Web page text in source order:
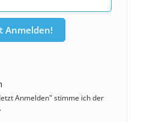
Anmelden!
Anmelden" stimme ich der